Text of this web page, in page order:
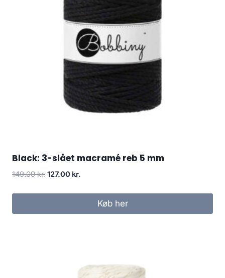
Black: 3-slået macramé reb 5 mm
149.00kr. 127.00 kr.
Køb her